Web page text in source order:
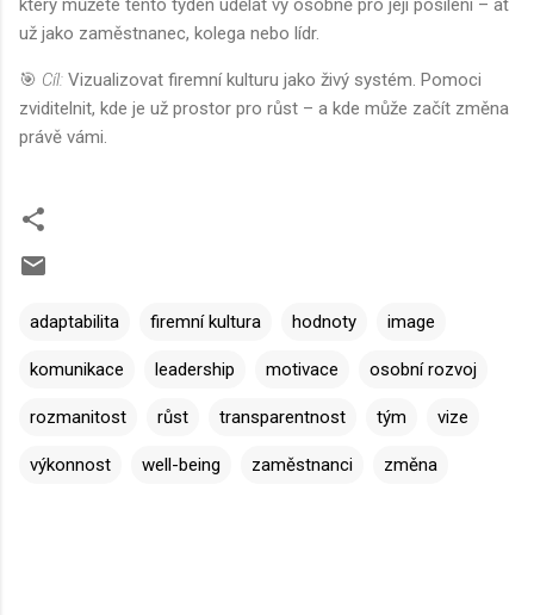
který můžete tento týden udělat vy osobně pro její posílení – ať
už jako zaměstnanec, kolega nebo lídr.
🎯 Cíl: Vizualizovat firemní kulturu jako živý systém. Pomoci
zviditelnit, kde je už prostor pro růst – a kde může začít změna
právě vámi.
adaptabilita firemní kultura hodnoty image
komunikace leadership motivace osobní rozvoj
rozmanitost růst transparentnost tým vize
výkonnost well-being zaměstnanci změna